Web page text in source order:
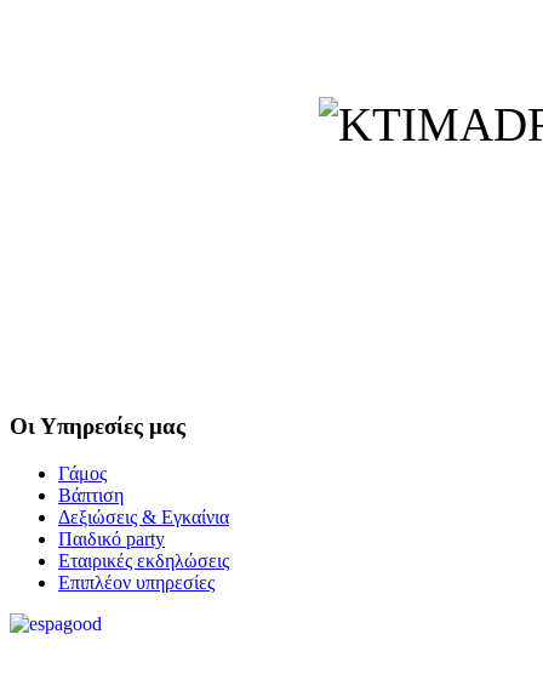
ΟιΥπηρεσίες μας
Γάμος
Βάπτιση
Δεξιώσεις & Εγκαίνια
Παιδικό party
Εταιρικές εκδηλώσεις
Επιπλέον υπηρεσίες